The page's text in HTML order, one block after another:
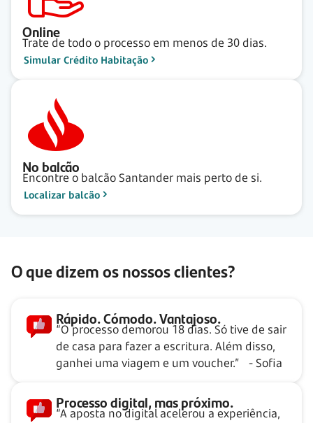
Online
Trate de todo o processo em menos de 30 dias.
Simular Crédito Habitação
No balcão
Encontre o balcão Santander mais perto de si.
Localizar balcão
O que dizem os nossos clientes?
Rápido. Cómodo. Vantajoso.
“O processo demorou 18 dias. Só tive de sair
de casa para fazer a escritura. Além disso,
ganhei uma viagem e um voucher.” - Sofia
Processo digital, mas próximo.
“A aposta no digital acelerou a experiência,